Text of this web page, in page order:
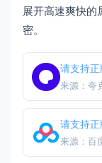
展开高速爽快的
密。
请支持
来源：夸
请支持
来源：百